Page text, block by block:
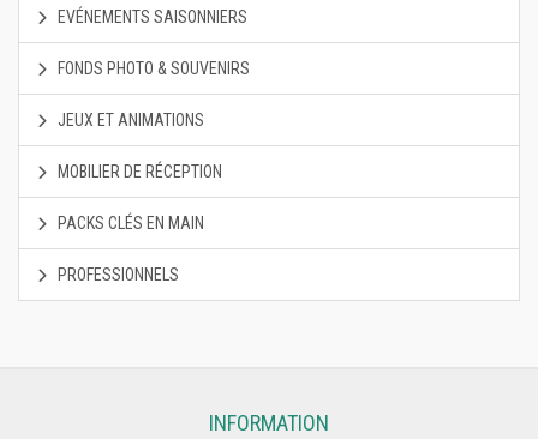
EVÉNEMENTS SAISONNIERS
FONDS PHOTO & SOUVENIRS
JEUX ET ANIMATIONS
MOBILIER DE RÉCEPTION
PACKS CLÉS EN MAIN
PROFESSIONNELS
INFORMATION